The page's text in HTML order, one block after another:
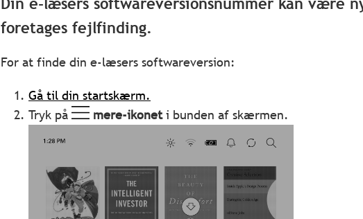
Din e-læsers softwareversionsnummer kan være
foretages fejlfinding.
For at finde din e-læsers softwareversion:
Gå til din startskærm.
Tryk på
mere-ikoneti bunden af skærmen.